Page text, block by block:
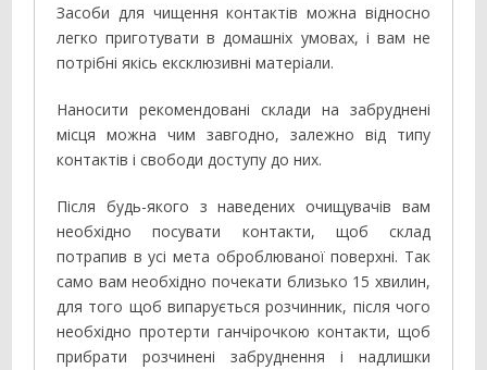
Засоби для чищення контактів можна відносно
легко приготувати в домашніх умовах, і вам не
потрібні якісь ексклюзивні матеріали.
Наносити рекомендовані склади на забруднені
місця можна чим завгодно, залежно від типу
контактів і свободи доступу до них.
Після будь-якого з наведених очищувачів вам
необхідно посувати контакти, щоб склад
потрапив в усі мета оброблюваної поверхні. Так
само вам необхідно почекати близько 15 хвилин,
для того щоб випарується розчинник, після чого
необхідно протерти ганчірочкою контакти, щоб
прибрати розчинені забруднення і надлишки